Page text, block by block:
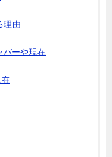
理由
バーや現在